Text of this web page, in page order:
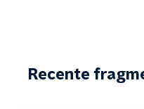
Recente